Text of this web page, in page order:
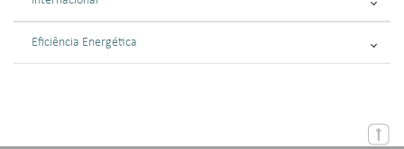
Eficiência Energética